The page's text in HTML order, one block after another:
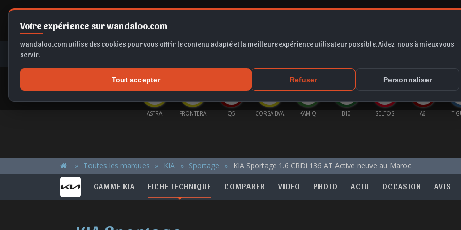
Votre expérience sur wandaloo.com
wandaloo.com utilise des cookies pour vous offrir le contenu adapté et la meilleure expérience utilisateur possible. Aidez-nous à mieux vous
servir.
Tout accepter Refuser Personnaliser
ASTRA FRONTERA Q5 CORSA BVA KAMIQ B10 SELTOS A6
Toutes les marques KIA Sportage KIA Sportage 1.6 CRDi 136 AT Active neuve au Maroc
GAMME KIA FICHE TECHNIQUE COMPARER VIDEO PHOTO ACTU OCCASION AVIS